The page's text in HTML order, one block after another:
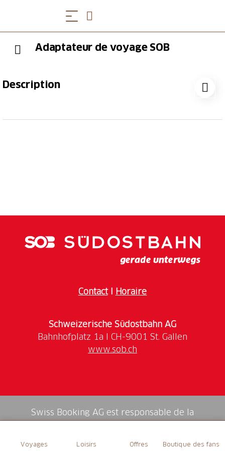
Voyages Loisirs Offres Boutique des fans
Adaptateur de voyage SOB
Description
vos voyages autour du monde.
ContactI Horaire
Schweizerische Südostbahn AG
www.sob.ch
Swiss Booking AG est responsable de la